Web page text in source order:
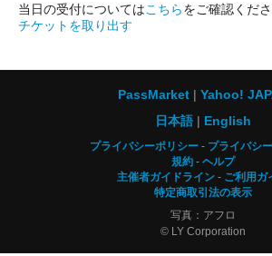
当日の受付についてはこちらをご確認くださ
チケットを取り出す
PassMarket
Yahoo!
日本語
English
プライバシーポリシー
プライバシ
規約
ヘルプ
主催者ガイドライン
ご利用ガ
特定商取引法の表示
写真：アフロ
© LY Corporation